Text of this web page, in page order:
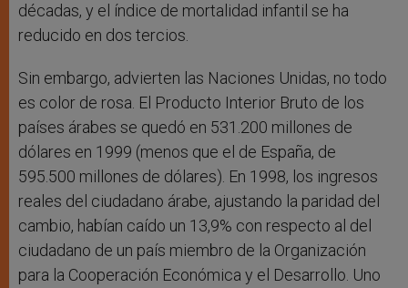
décadas, y el índice de mortalidad infantil se ha
reducido en dos tercios.
Sin embargo, advierten las Naciones Unidas, no todo
es color de rosa. El Producto Interior Bruto de los
países árabes se quedó en 531.200 millones de
dólares en 1999 (menos que el de España, de
595.500 millones de dólares). En 1998, los ingresos
reales del ciudadano árabe, ajustando la paridad del
cambio, habían caído un 13,9% con respecto al del
ciudadano de un país miembro de la Organización
para la Cooperación Económica y el Desarrollo. Uno